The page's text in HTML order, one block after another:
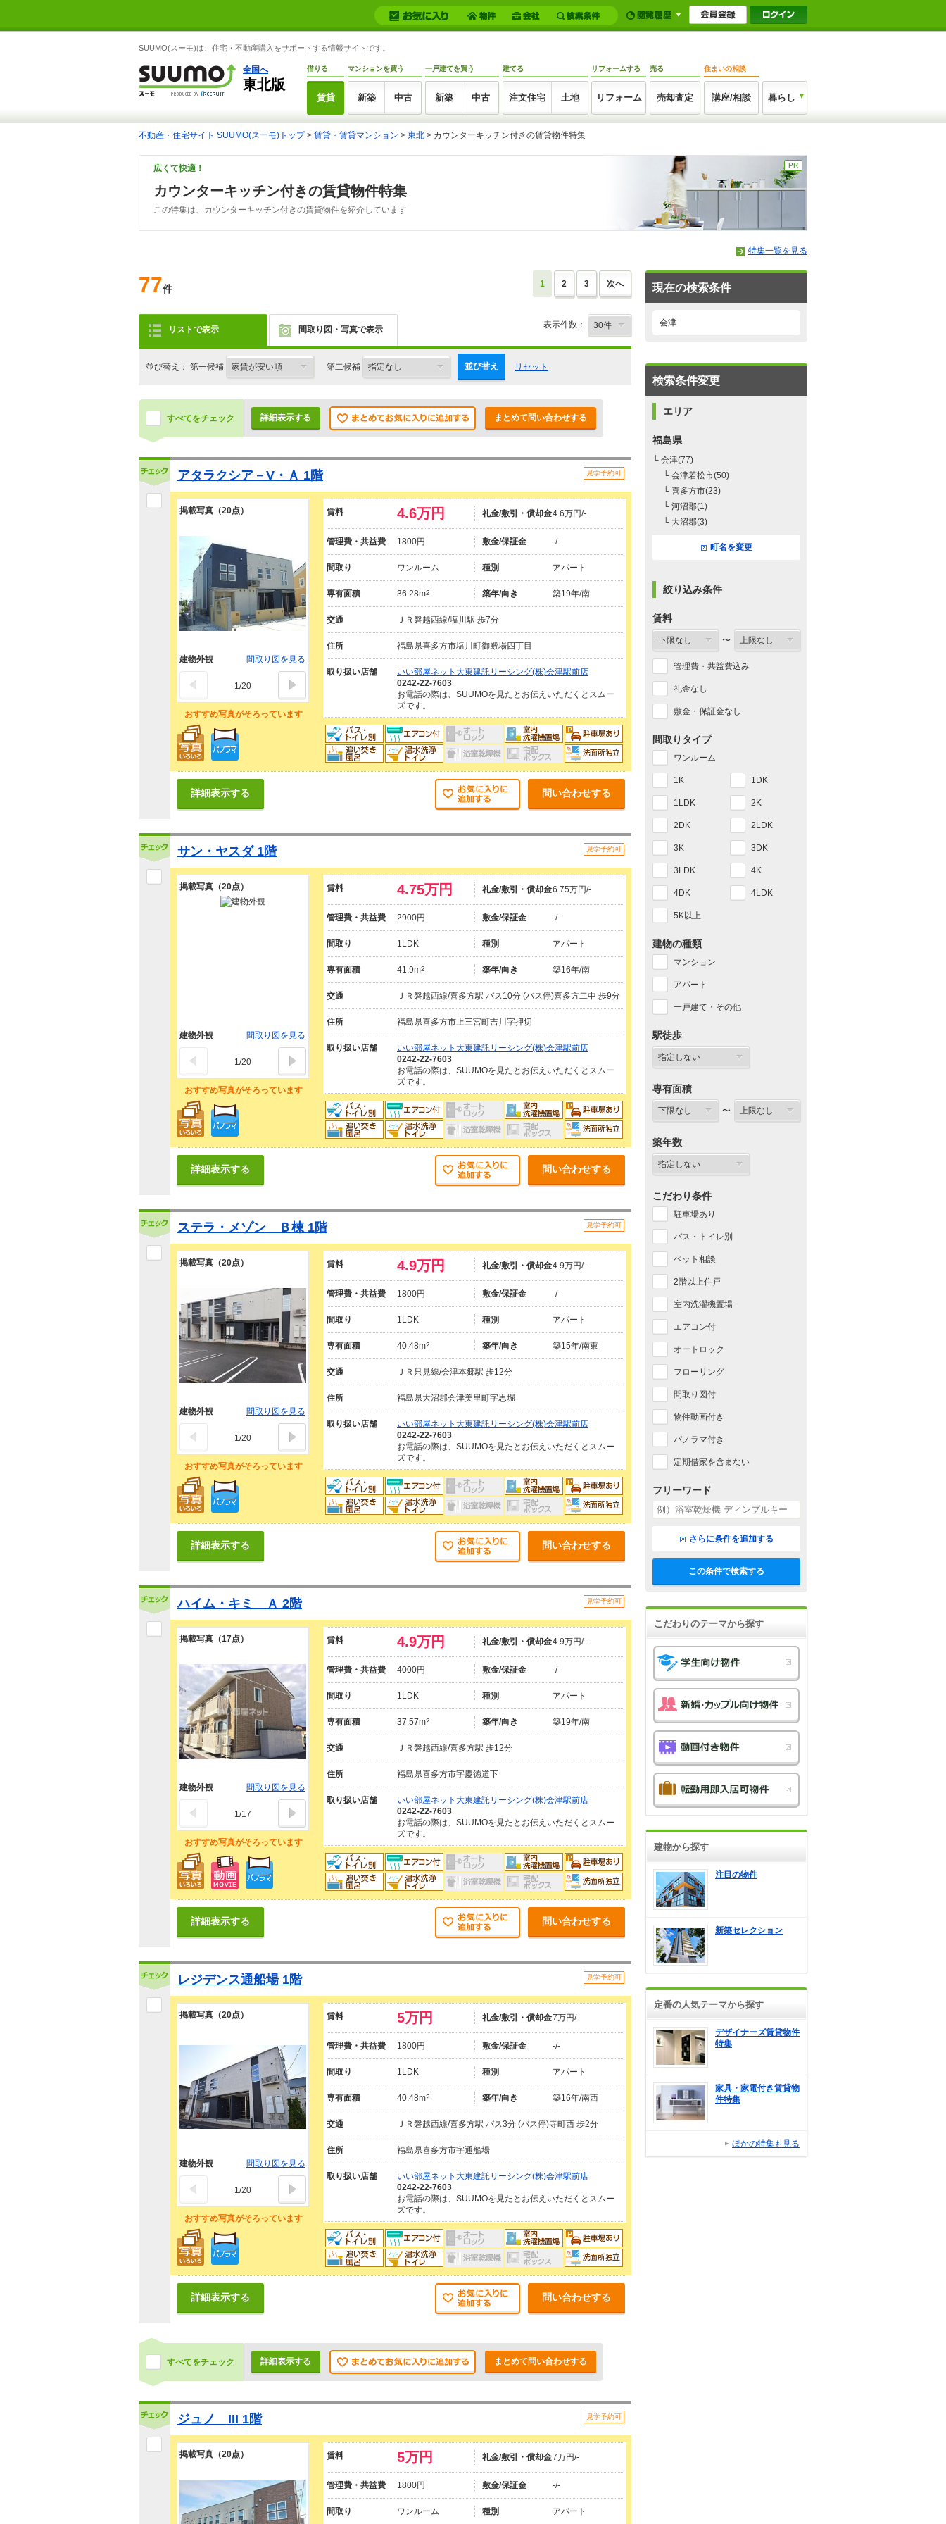
SUUMO(スーモ)は、住宅・不動産購入をサポートする情報サイトです。
全国へ
東北版
借りる
賃貸
マンションを買う
新築 中古
一戸建てを買う
新築 中古
建てる
注文住宅 土地
リフォームする
リフォーム
売る
売却査定
住まいの相談
講座/相談 暮らし
不動産・住宅サイト SUUMO(スーモ)トップ> 賃貸・賃貸マンション > 東北 > カウンターキッチン付きの賃貸物件特集
広くて快適！ PR
カウンターキッチン付きの賃貸物件特集
この特集は、カウンターキッチン付きの賃貸物件を紹介しています
特集一覧を見る
77件 1 2 3 次へ
リストで表示 間取り図・写真で表示 表示件数：
並び替え： 第一候補 第二候補 並び替え リセット
すべてをチェック 詳細表示する まとめて問い合わせする
アタラクシア－V・Ａ 1階 見学予約可
掲載写真（20点）
おすすめ写真がそろっています
建物外観 間取り図を見る
1/20
賃料 4.6万円 礼金/敷引・償却金4.6万円/-
管理費・共益費 1800円 敷金/保証金 -/-
間取り ワンルーム 種別 アパート
専有面積 36.28m2 築年/向き 築19年/南
交通 ＪＲ磐越西線/塩川駅 歩7分
住所 福島県喜多方市塩川町御殿場四丁目
取り扱い店舗
いい部屋ネット大東建託リーシング(株)会津駅前店
0242-22-7603
お電話の際は、SUUMOを見たとお伝えいただくとスムー
ズです。
詳細表示する 問い合わせする
サン・ヤスダ 1階 見学予約可
掲載写真（20点）
おすすめ写真がそろっています
建物外観 間取り図を見る
1/20
賃料 4.75万円 礼金/敷引・償却金6.75万円/-
管理費・共益費 2900円 敷金/保証金 -/-
間取り 1LDK 種別 アパート
専有面積 41.9m2 築年/向き 築16年/南
交通 ＪＲ磐越西線/喜多方駅 バス10分 (バス停)喜多方二中 歩9分
住所 福島県喜多方市上三宮町吉川字押切
取り扱い店舗
いい部屋ネット大東建託リーシング(株)会津駅前店
0242-22-7603
お電話の際は、SUUMOを見たとお伝えいただくとスムー
ズです。
詳細表示する 問い合わせする
ステラ・メゾン Ｂ棟 1階 見学予約可
掲載写真（20点）
おすすめ写真がそろっています
建物外観 間取り図を見る
1/20
賃料 4.9万円 礼金/敷引・償却金4.9万円/-
管理費・共益費 1800円 敷金/保証金 -/-
間取り 1LDK 種別 アパート
専有面積 40.48m2 築年/向き 築15年/南東
交通 ＪＲ只見線/会津本郷駅 歩12分
住所 福島県大沼郡会津美里町字思堀
取り扱い店舗
いい部屋ネット大東建託リーシング(株)会津駅前店
0242-22-7603
お電話の際は、SUUMOを見たとお伝えいただくとスムー
ズです。
詳細表示する 問い合わせする
ハイム・キミ Ａ 2階 見学予約可
掲載写真（17点）
おすすめ写真がそろっています
建物外観 間取り図を見る
1/17
賃料 4.9万円 礼金/敷引・償却金4.9万円/-
管理費・共益費 4000円 敷金/保証金 -/-
間取り 1LDK 種別 アパート
専有面積 37.57m2 築年/向き 築19年/南
交通 ＪＲ磐越西線/喜多方駅 歩12分
住所 福島県喜多方市字慶徳道下
取り扱い店舗
いい部屋ネット大東建託リーシング(株)会津駅前店
0242-22-7603
お電話の際は、SUUMOを見たとお伝えいただくとスムー
ズです。
詳細表示する 問い合わせする
レジデンス通船場 1階 見学予約可
掲載写真（20点）
おすすめ写真がそろっています
建物外観 間取り図を見る
1/20
賃料 5万円 礼金/敷引・償却金7万円/-
管理費・共益費 1800円 敷金/保証金 -/-
間取り 1LDK 種別 アパート
専有面積 40.48m2 築年/向き 築16年/南西
交通 ＪＲ磐越西線/喜多方駅 バス3分 (バス停)寺町西 歩2分
住所 福島県喜多方市字通船場
取り扱い店舗
いい部屋ネット大東建託リーシング(株)会津駅前店
0242-22-7603
お電話の際は、SUUMOを見たとお伝えいただくとスムー
ズです。
詳細表示する 問い合わせする
すべてをチェック 詳細表示する まとめて問い合わせする
ジュノ III 1階 見学予約可
掲載写真（20点） 賃料 5万円 礼金/敷引・償却金7万円/-
管理費・共益費 1800円 敷金/保証金 -/-
間取り ワンルーム 種別 アパート
現在の検索条件
会津
検索条件変更
エリア
福島県
└ 会津(77)
└ 会津若松市(50)
└ 喜多方市(23)
└ 河沼郡(1)
└ 大沼郡(3)
町名を変更
絞り込み条件
賃料
〜
管理費・共益費込み
礼金なし
敷金・保証金なし
間取りタイプ
ワンルーム
1K 1DK
1LDK 2K
2DK 2LDK
3K 3DK
3LDK 4K
4DK 4LDK
5K以上
建物の種類
マンション
アパート
一戸建て・その他
駅徒歩
専有面積
〜
築年数
こだわり条件
駐車場あり
バス・トイレ別
ペット相談
2階以上住戸
室内洗濯機置場
エアコン付
オートロック
フローリング
間取り図付
物件動画付き
パノラマ付き
定期借家を含まない
フリーワード
さらに条件を追加する
この条件で検索する
こだわりのテーマから探す
建物から探す
注目の物件
新築セレクション
定番の人気テーマから探す
デザイナーズ賃貸物件
特集
家具・家電付き賃貸物
件特集
ほかの特集も見る